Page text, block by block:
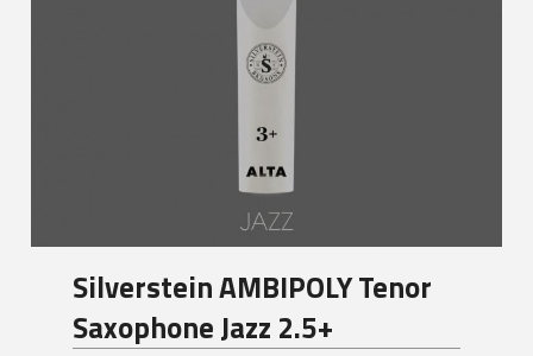
Silverstein AMBIPOLY Tenor
Saxophone Jazz 2.5+